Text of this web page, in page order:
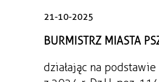
RADA MIEJSKA
BUDŻET MIASTA
STRATEGIE, PLANY,
JEDNOSTKI MIEJSKIE
EDUKACJA
INWESTYCJE
ZABYTKI
ZWIERZĘTA W
POMIAR
INFORMATOR
21-10-2025
BURMISTRZ MIASTA
działając na